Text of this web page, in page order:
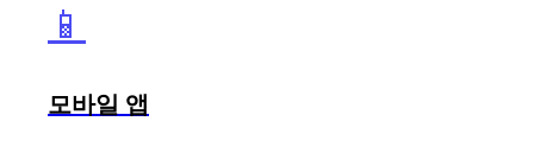
📱
모바일 앱